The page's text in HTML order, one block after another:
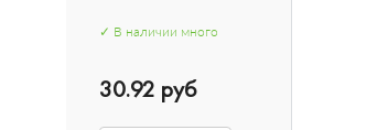
✓ В наличии много
30.92 руб